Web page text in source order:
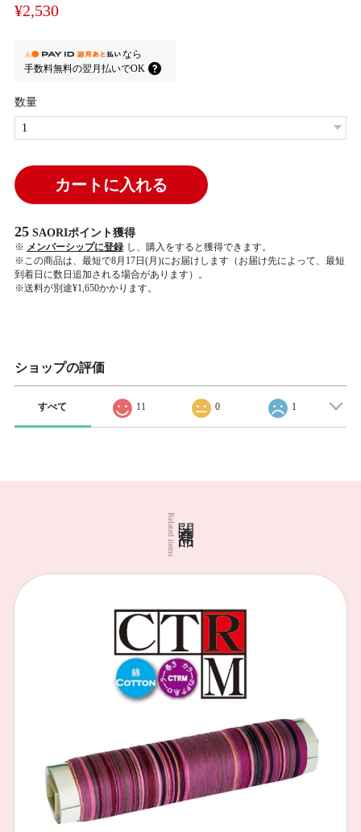
¥2,530
なら
手数料無料の翌月払いでOK
数量
カートに入れる
25 SAORIポイント獲得
※ メンバーシップに登録 し、購入をすると獲得できます。
※この商品は、最短で8月17日(月)にお届けします（お届け先によって、最短
到着日に数日追加される場合があります）。
※送料が別途¥1,650かかります。
ショップの評価
すべて 11 0 1
Related items